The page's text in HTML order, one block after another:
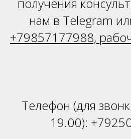
нам в Telegram
+79857177988,
Телефон (для
19.00):